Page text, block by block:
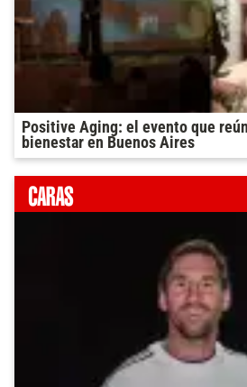
Positive Aging: el evento que
bienestar en Buenos Aires